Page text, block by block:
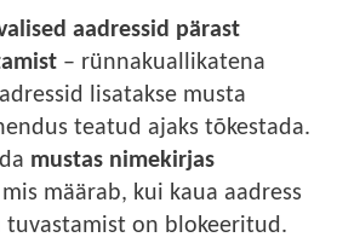
aadressid pärast
– rünnakuallikatena
lisatakse musta
teatud ajaks tõkestada.
mustas nimekirjas
määrab, kui kaua aadress
tuvastamist on blokeeritud.